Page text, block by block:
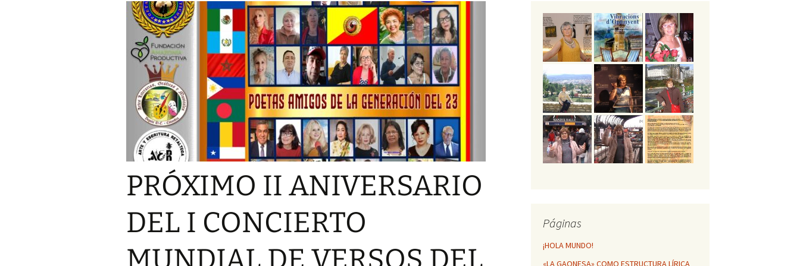
HUELLAS POÉTICAS DE
MI VIDA
Vibracions d’Ontinyent
LOS POETAS DE LA
GENERACIÓN DEL 23
PARNASO SIGLO XXI,
AUMENTAN SU LEGADO
BREVE EXPLICATIVA
SOBRE LA «GENERACIÓN
DEL 23 PARNASO DEL
REQUISITOS
GENERACIONALES DE LA
«GENERACIÓN DEL 23
MIEMBROS GENERACIÓN CÉSAR ARISMENDI,
GENERACIÓN DEL 23
PARNASO SIGLO XXI
OLGA ESTER ALONSO,
MIEMBRO DE LA
PRELIMINARES DEL
PRIMER CONCIERTO
MUNDIAL DE VERSOS
DEL «MOVIMIENTO
POÉTICO PARNASO DEL
SIGLO XXI»
ECO INTERNACIONAL
«PRIMER CONCIERTO
MUNDIAL DE VERSOS
DEL MOVIMIENTO
POÉTICO PARNASO DEL
SIGLO XXI»
«GENERACIÓN DEL 23
PARNASO SIGLO XXI»
AROCA, PREMIO
ESPAÑOL…, PRIMER
CONCIERTO MUNDIAL
ESPAÑOL…, PRIMER
CONCIERTO MUNDIAL
I GALERÍA TEMÁTICA DE
VERSOS DEL INFINITO
PRÓXIMO II ANIVERSARIO
DEL I CONCIERTO
Páginas
¡HOLA MUNDO!
«LA GAONESA» COMO ESTRUCTURA LÍRICA